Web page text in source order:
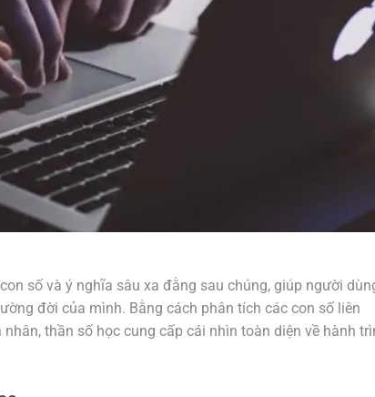
số và ý nghĩa sâu xa đằng sau chúng, giúp người
đời của mình. Bằng cách phân tích các con số liên
thần số học cung cấp cái nhìn toàn diện về hành